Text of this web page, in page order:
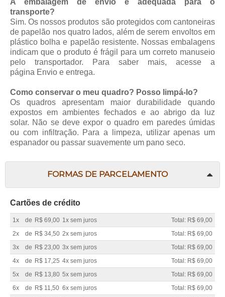
A embalagem de envio é adequada para o
transporte?
Sim. Os nossos produtos são protegidos com cantoneiras
de papelão nos quatro lados, além de serem envoltos em
plástico bolha e papelão resistente. Nossas embalagens
indicam que o produto é frágil para um correto manuseio
pelo transportador. Para saber mais, acesse a
página Envio e entrega.
Como conservar o meu quadro? Posso limpá-lo?
Os quadros apresentam maior durabilidade quando
expostos em ambientes fechados e ao abrigo da luz
solar. Não se deve expor o quadro em paredes úmidas
ou com infiltração. Para a limpeza, utilizar apenas um
espanador ou passar suavemente um pano seco.
FORMAS DE PARCELAMENTO
Cartões de crédito
1x de R$ 69,00 1x sem juros
Total: R$ 69,00
2x
de R$ 34,50 2x sem juros
Total: R$ 69,00
3x
de R$ 23,00 3x sem juros
Total: R$ 69,00
4x
de R$ 17,25 4x sem juros
Total: R$ 69,00
5x
de R$ 13,80 5x sem juros
Total: R$ 69,00
6x
de R$ 11,50 6x sem juros
Total: R$ 69,00